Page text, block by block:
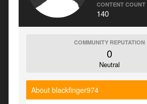
CONTENT COUNT
140
COMMUNITY REPUTATION
0
Neutral
About blackfinger974